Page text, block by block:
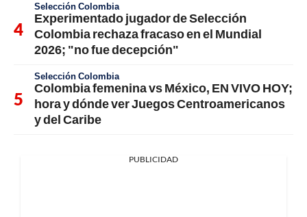
Selección Colombia
Experimentado jugador de Selección
Colombia rechaza fracaso en el Mundial
2026; "no fue decepción"
Selección Colombia
Colombia femenina vs México, EN VIVO HOY;
hora y dónde ver Juegos Centroamericanos
y del Caribe
PUBLICIDAD